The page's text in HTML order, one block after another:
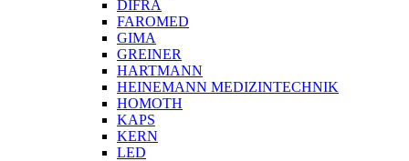
DIFRA
FAROMED
GIMA
GREINER
HARTMANN
HEINEMANN MEDIZINTECHNIK
HOMOTH
KAPS
KERN
LED